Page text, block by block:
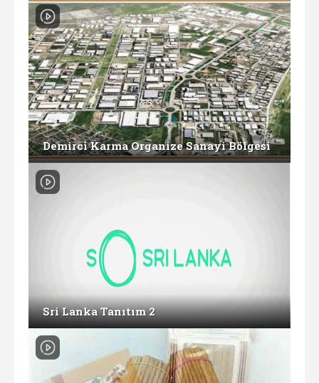
Demirci Karma Organize Sanayi Bölgesi
Sri Lanka Tanıtım 2